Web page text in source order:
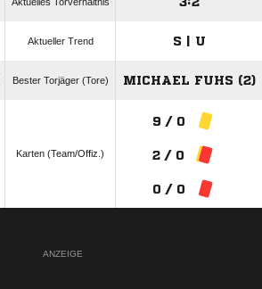
Aktueller Trend S | U
Bester Torjäger (Tore) MICHAEL FUHS (2)
Karten (Team/Offiz.)
9 / 0
2 / 0
0 / 0
ANZEIGE